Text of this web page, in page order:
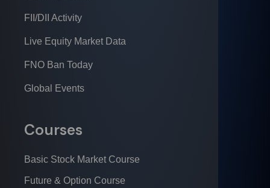
FII/DII Activity
Live Equity Market Data
FNO Ban Today
Global Events
Courses
Basic Stock Market Course
Future & Option Course